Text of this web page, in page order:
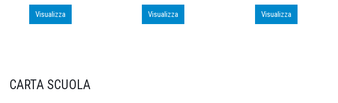
Visualizza Visualizza Visualizza
CARTA SCUOLA